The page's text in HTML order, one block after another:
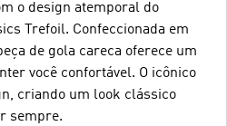
o design atemporal do
Trefoil. Confeccionada em
de gola careca oferece um
você confortável. O icônico
criando um look clássico
sempre.